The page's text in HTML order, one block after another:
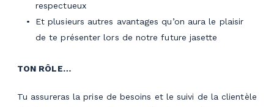
respectueux
Et plusieurs autres avantages qu’on aura le plaisir
de te présenter lors de notre future jasette
TON RÔLE…
Tu assureras la prise de besoins et le suivi de la clientèle